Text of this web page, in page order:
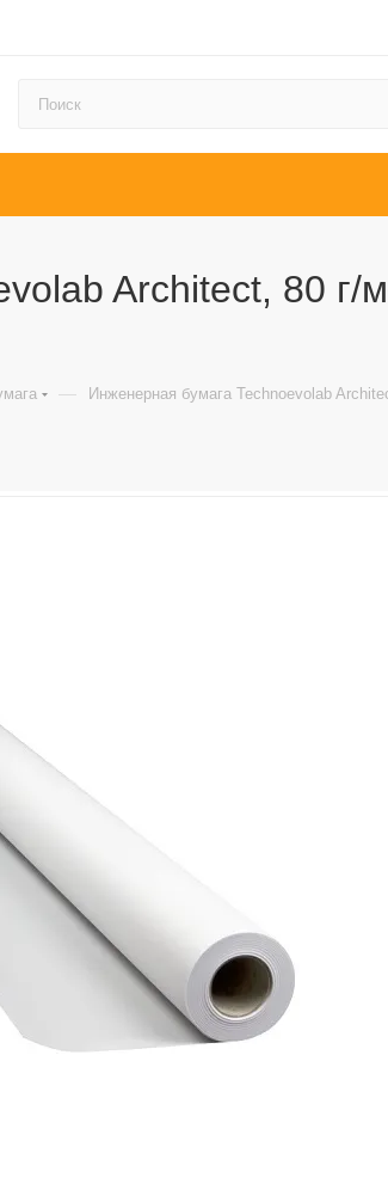
Architect, 80 г/
— Инженерная бумага Technoevolab